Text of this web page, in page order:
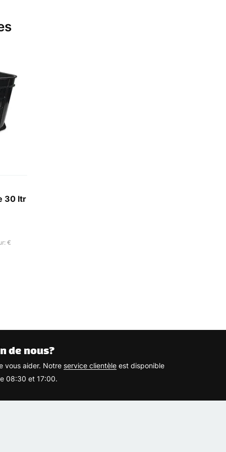
30 ltr
€
de nous?
vous aider. Notre service clientèle est disponible
08:30 et 17:00.